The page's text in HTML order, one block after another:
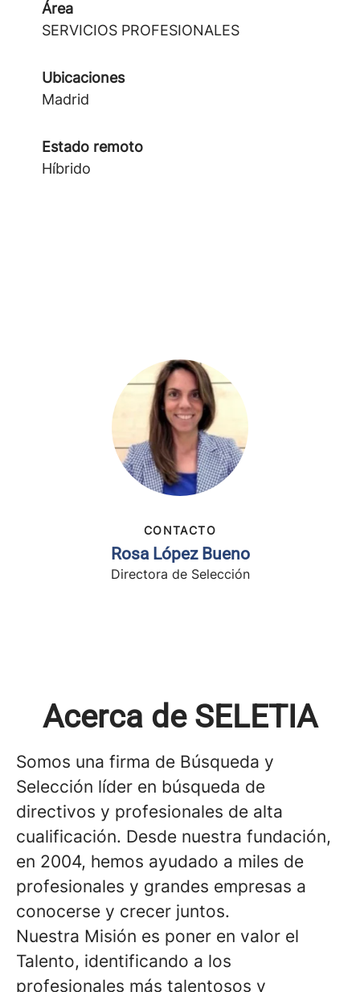
Área
SERVICIOS PROFESIONALES
Ubicaciones
Madrid
Estado remoto
Híbrido
CONTACTO
Rosa López Bueno
Directora de Selección
Acerca de SELETIA
Somos una firma de Búsqueda y
Selección líder en búsqueda de
directivos y profesionales de alta
cualificación. Desde nuestra fundación,
en 2004, hemos ayudado a miles de
profesionales y grandes empresas a
conocerse y crecer juntos.
Nuestra Misión es poner en valor el
Talento, identificando a los
profesionales más talentosos y